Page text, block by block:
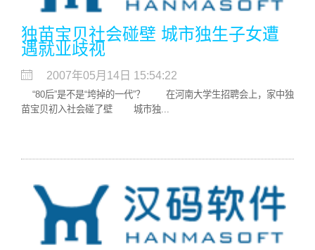
独苗宝贝社会碰壁 城市独生子女遭
遇就业歧视
2007年05月14日 15:54:22
“80后”是不是“垮掉的一代”？ 在河南大学生招聘会上，家中独
苗宝贝初入社会碰了壁 城市独...